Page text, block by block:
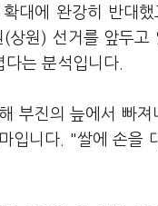
대에 완강히 반대
원) 선거를 앞두
는 분석입니다.
부진의 늪에서 빠
입니다. "쌀에 손을